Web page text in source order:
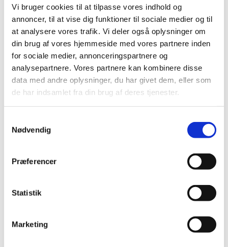
Vi bruger cookies til at tilpasse vores indhold og
annoncer, til at vise dig funktioner til sociale medier og til
at analysere vores trafik. Vi deler også oplysninger om
din brug af vores hjemmeside med vores partnere inden
for sociale medier, annonceringspartnere og
analysepartnere. Vores partnere kan kombinere disse
data med andre oplysninger, du har givet dem, eller som
de har indsamlet fra din brug af deres tjenester.
Nødvendig
Præferencer
Statistik
Marketing
2025 (158)
2024 (224)
2023 (195)
2022 (197)
2020 (263)
2019 (159)
oktober (20)
august (10)
maj (5)
marts (14)